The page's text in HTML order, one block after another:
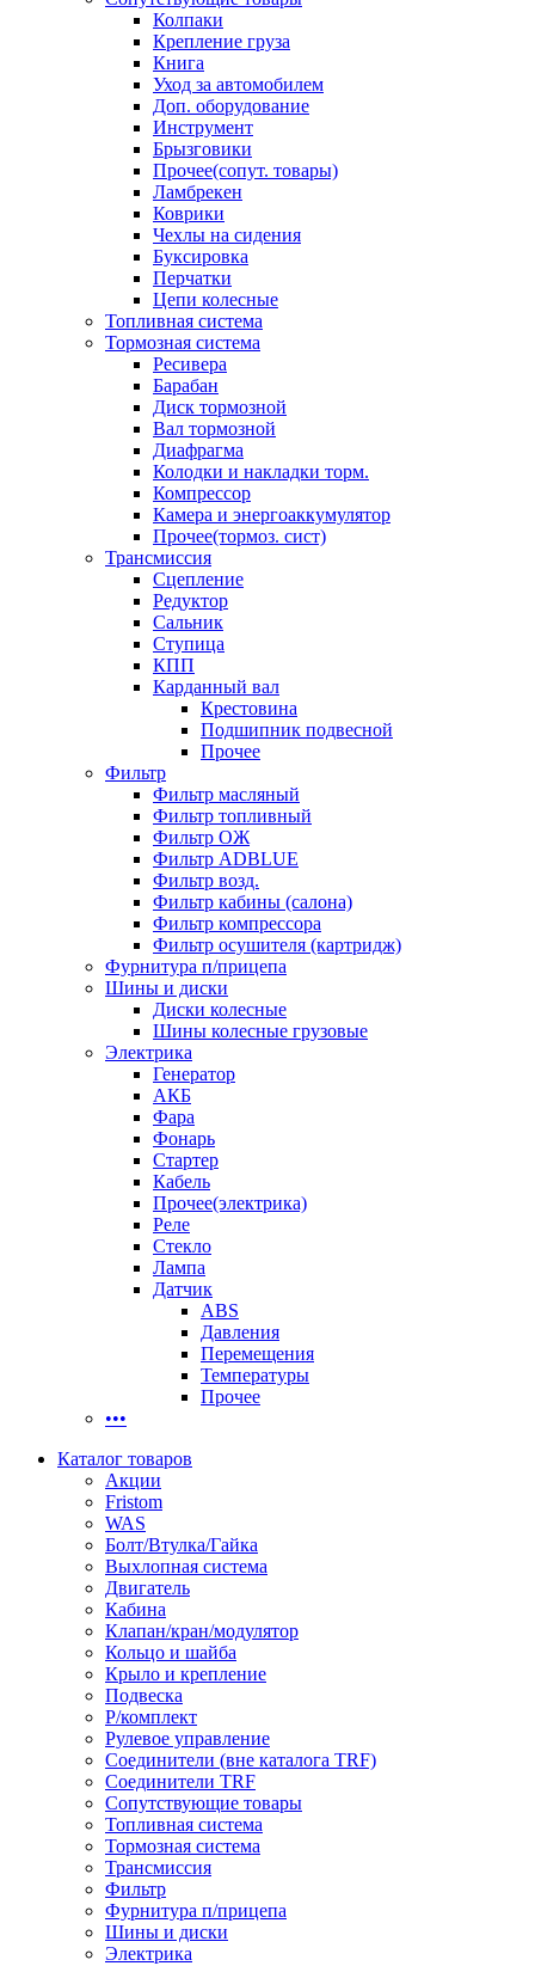
Колпаки
Крепление груза
Книга
Уход за автомобилем
Доп. оборудование
Инструмент
Брызговики
Прочее(сопут. товары)
Ламбрекен
Коврики
Чехлы на сидения
Буксировка
Перчатки
Цепи колесные
Топливная система
Тормозная система
Ресивера
Барабан
Диск тормозной
Вал тормозной
Диафрагма
Колодки и накладки торм.
Компрессор
Камера и энергоаккумулятор
Прочее(тормоз. сист)
Трансмиссия
Сцепление
Редуктор
Сальник
Ступица
КПП
Карданный вал
Крестовина
Подшипник подвесной
Прочее
Фильтр
Фильтр масляный
Фильтр топливный
Фильтр ОЖ
Фильтр ADBLUE
Фильтр возд.
Фильтр кабины (салона)
Фильтр компрессора
Фильтр осушителя (картридж)
Фурнитура п/прицепа
Шины и диски
Диски колесные
Шины колесные грузовые
Электрика
Генератор
АКБ
Фара
Фонарь
Стартер
Кабель
Прочее(электрика)
Реле
Стекло
Лампа
Датчик
ABS
Давления
Перемещения
Температуры
Прочее
•••
Каталог товаров
Акции
Fristom
WAS
Болт/Втулка/Гайка
Выхлопная система
Двигатель
Кабина
Клапан/кран/модулятор
Кольцо и шайба
Крыло и крепление
Подвеска
Р/комплект
Рулевое управление
Соединители (вне каталога TRF)
Соединители TRF
Сопутствующие товары
Топливная система
Тормозная система
Трансмиссия
Фильтр
Фурнитура п/прицепа
Шины и диски
Электрика